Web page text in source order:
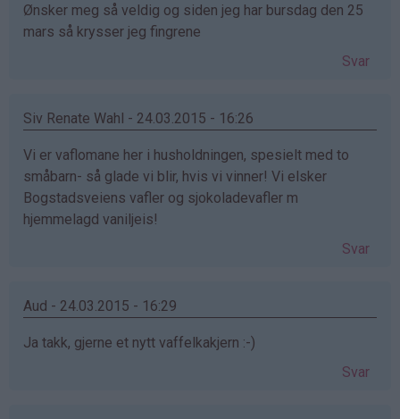
Ønsker meg så veldig og siden jeg har bursdag den 25
mars så krysser jeg fingrene
Svar
Siv Renate Wahl - 24.03.2015 - 16:26
Vi er vaflomane her i husholdningen, spesielt med to
småbarn- så glade vi blir, hvis vi vinner! Vi elsker
Bogstadsveiens vafler og sjokoladevafler m
hjemmelagd vaniljeis!
Svar
Aud - 24.03.2015 - 16:29
Ja takk, gjerne et nytt vaffelkakjern :-)
Svar